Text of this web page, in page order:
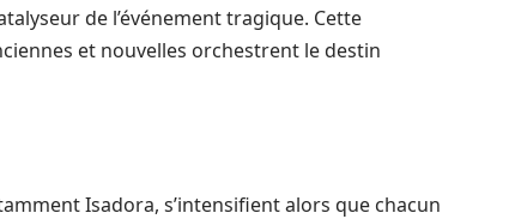
de l’événement tragique. Cette
et nouvelles orchestrent le destin
Isadora, s’intensifient alors que chacun